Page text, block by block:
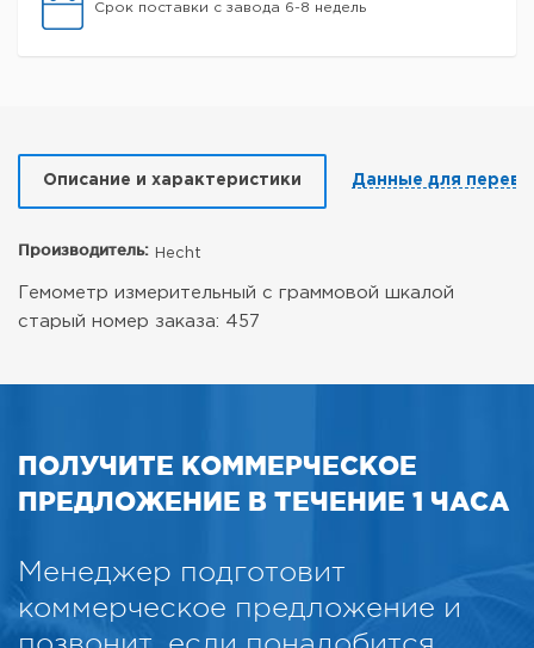
Срок поставки с завода 6-8 недель
Описание и характеристики Данные для
Производитель: Hecht
Гемометр измерительный с граммовой шкалой
старый номер заказа: 457
ПОЛУЧИТЕ КОММЕРЧЕСКОЕ
ПРЕДЛОЖЕНИЕ В ТЕЧЕНИЕ 1 ЧАСА
Менеджер подготовит
коммерческое предложение и